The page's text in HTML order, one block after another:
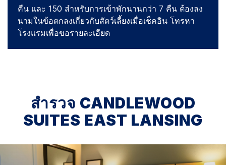
คืน และ 150 สำหรับการเข้าพักนานกว่า 7 คืน ต้องลง
นามในข้อตกลงเกี่ยวกับสัตว์เลี้ยงเมื่อเช็คอิน โทรหา
โรงแรมเพื่อขอรายละเอียด
สำรวจ CANDLEWOOD
SUITES EAST LANSING